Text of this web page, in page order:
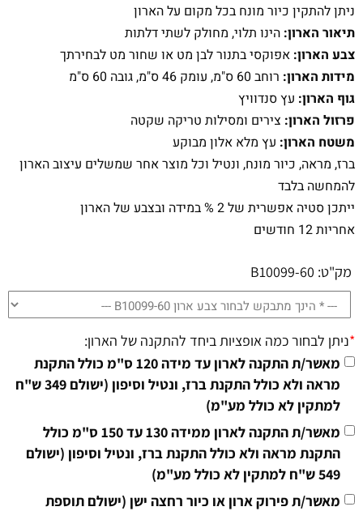
ניתן להתקין כיור מונח בכל מקום על הארון
תיאור הארון: הינו תלוי, מחולק לשתי דלתות
צבע הארון: אפוקסי בתנור לבן מט או שחור מט לבחירתך
מידות הארון: רוחב 60 ס"מ, עומק 46 ס"מ, גובה 60 ס"מ
גוף הארון: עץ סנדוויץ
פרזול הארון: צירים ומסילות טריקה שקטה
משטח הארון: עץ מלא אלון מבוקע
ברז, מראה, כיור מונח, ונטיל וכל מוצר אחר שמשלים עיצוב הארון
להמחשה בלבד
ייתכן סטיה אפשרית של 2 % במידה ובצבע של הארון
אחריות 12 חודשים
מק"ט: B10099-60
*ניתן לבחור כמה אופציות ביחד להתקנה של הארון:
מאשר/ת התקנה לארון עד מידה 120 ס"מ כולל התקנת
מראה ולא כולל התקנת ברז, ונטיל וסיפון (ישולם 349 ש"ח
למתקין לא כולל מע"מ)
מאשר/ת התקנה לארון ממידה 130 עד 150 ס"מ כולל
התקנת מראה ולא כולל התקנת ברז, ונטיל וסיפון (ישולם
549 ש"ח למתקין לא כולל מע"מ)
מאשר/ת פירוק ארון או כיור רחצה ישן (ישולם תוספת